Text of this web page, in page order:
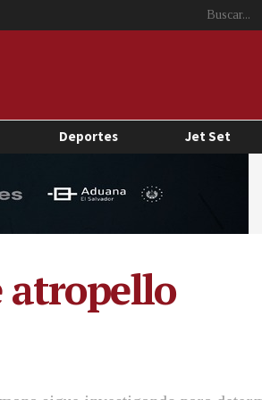
Deportes Jet Set
atropello